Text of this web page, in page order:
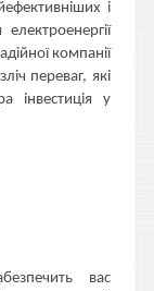
і
компанії
переваг, які
інвестиція у
вас